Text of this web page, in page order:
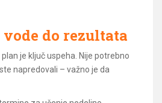
do rezultata
je ključ uspeha. Nije potrebno
napredovali – važno je da